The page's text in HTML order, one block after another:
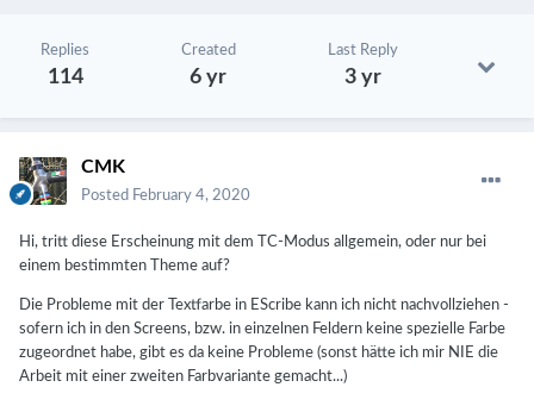
Replies
114
Created
6 yr
Last Reply
3 yr
CMK
Posted February 4, 2020
Hi, tritt diese Erscheinung mit dem TC-Modus allgemein, oder nur bei
einem bestimmten Theme auf?
Die Probleme mit der Textfarbe in EScribe kann ich nicht nachvollziehen -
sofern ich in den Screens, bzw. in einzelnen Feldern keine spezielle Farbe
zugeordnet habe, gibt es da keine Probleme (sonst hätte ich mir NIE die
Arbeit mit einer zweiten Farbvariante gemacht...)